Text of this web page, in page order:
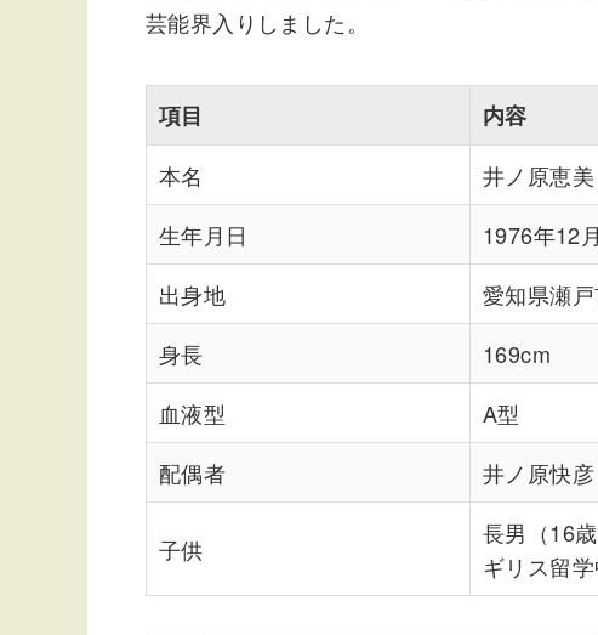
芸能界入りしました。
項目
内容
本名
井ノ原恵美
生年月日
1976年12
出身地
愛知県瀬
身長
169cm
血液型
A型
配偶者
井ノ原快彦
子供
長男（16
ギリス留学